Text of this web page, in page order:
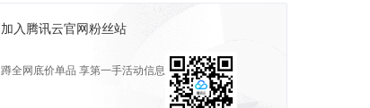
加入腾讯云官网粉丝站
蹲全网底价单品 享第一手活动信息